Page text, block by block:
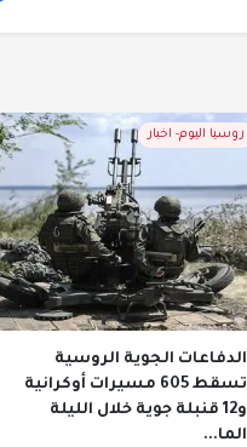
روسيا اليوم- اخبار
الدفاعات الجوية الروسية
تسقط 605 مسيرات أوكرانية
و12 قنبلة جوية خلال الليلة
الما...